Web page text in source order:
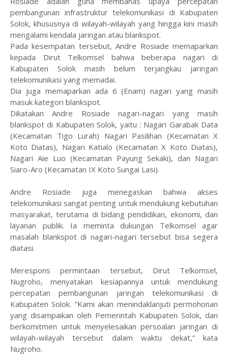
pembangunan infrastruktur telekomunikasi di Kabupaten
Solok, khususnya di wilayah-wilayah yang hingga kini masih
mengalami kendala jaringan atau blankspot.
Pada kesempatan tersebut, Andre Rosiade memaparkan
kepada Dirut Telkomsel bahwa beberapa nagari di
Kabupaten Solok masih belum terjangkau jaringan
telekomunikasi yang memadai.
Dia juga memaparkan ada 6 (Enam) nagari yang masih
masuk kategori blankspot.
Dikatakan Andre Rosiade nagari-nagari yang masih
blankspot di Kabupaten Solok, yaitu : Nagari Garabak Data
(Kecamatan Tigo Lurah) Nagari Pasilihan (Kecamatan X
Koto Diatas), Nagari Katialo (Kecamatan X Koto Diatas),
Nagari Aie Luo (Kecamatan Payung Sekaki), dan Nagari
Siaro-Aro (Kecamatan IX Koto Sungai Lasi).
Andre Rosiade juga menegaskan bahwa akses
telekomunikasi sangat penting untuk mendukung kebutuhan
masyarakat, terutama di bidang pendidikan, ekonomi, dan
layanan publik. Ia meminta dukungan Telkomsel agar
masalah blankspot di nagari-nagari tersebut bisa segera
diatasi.
Merespons permintaan tersebut, Dirut Telkomsel,
Nugroho, menyatakan kesiapannya untuk mendukung
percepatan pembangunan jaringan telekomunikasi di
Kabupaten Solok. “Kami akan menindaklanjuti permohonan
yang disampaikan oleh Pemerintah Kabupaten Solok, dan
berkomitmen untuk menyelesaikan persoalan jaringan di
wilayah-wilayah tersebut dalam waktu dekat,” kata
Nugroho.